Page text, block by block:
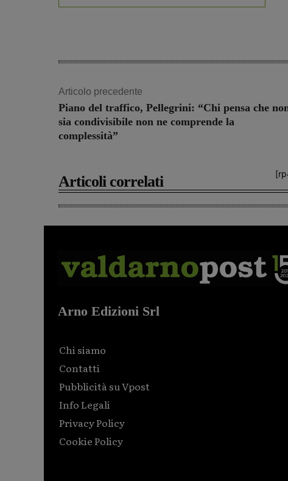
Articolo precedente
Piano del traffico, Pellegrini: “Chi pensa che
sia condivisibile non ne comprende la
complessità”
Articoli correlati
Arno Edizioni Srl
Chi siamo
Contatti
Pubblicità su Vpost
Info Legali
Privacy Policy
Cookie Policy